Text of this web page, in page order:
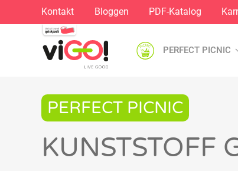
Kontakt Bloggen PDF-Katalog
PERFECT PICNIC
PERFECT PICNIC
KUNSTSTOFF